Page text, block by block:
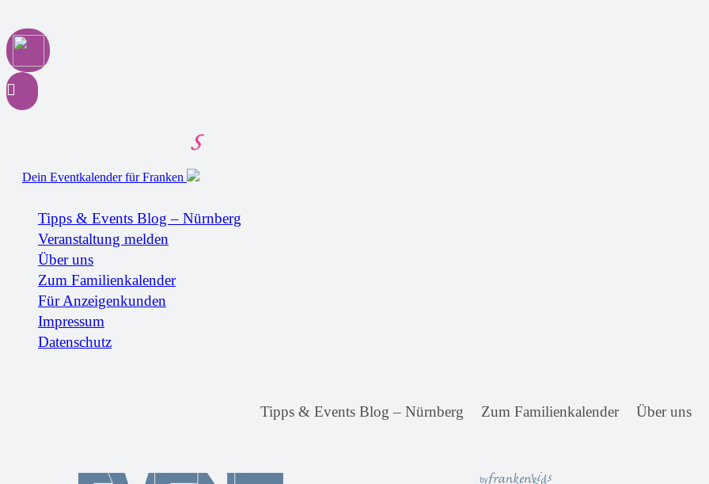
Dein Eventkalender für Franken
Tipps & Events Blog – Nürnberg
Veranstaltung melden
Über uns
Zum Familienkalender
Für Anzeigenkunden
Impressum
Datenschutz
Tipps & Events Blog – Nürnberg Zum Familienkalender Über uns